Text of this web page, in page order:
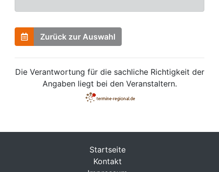
Zurück zur Auswahl
Die Verantwortung für die sachliche Richtigkeit der
Angaben liegt bei den Veranstaltern.
Startseite
Kontakt